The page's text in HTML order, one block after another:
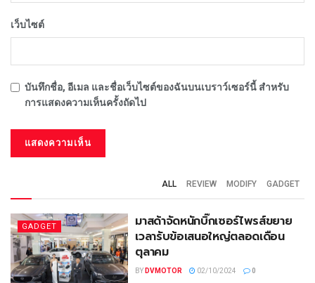
เว็บไซต์
บันทึกชื่อ, อีเมล และชื่อเว็บไซต์ของฉันบนเบราว์เซอร์นี้ สำหรับ
การแสดงความเห็นครั้งถัดไป
ALL REVIEW MODIFY GADGET
GADGET
มาสด้าจัดหนักบิ๊กเซอร์ไพรส์ขยาย
เวลารับข้อเสนอใหญ่ตลอดเดือน
ตุลาคม
BY DVMOTOR 02/10/2024 0